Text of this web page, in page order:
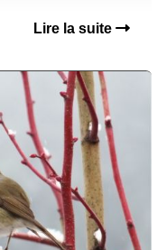
Lire la suite